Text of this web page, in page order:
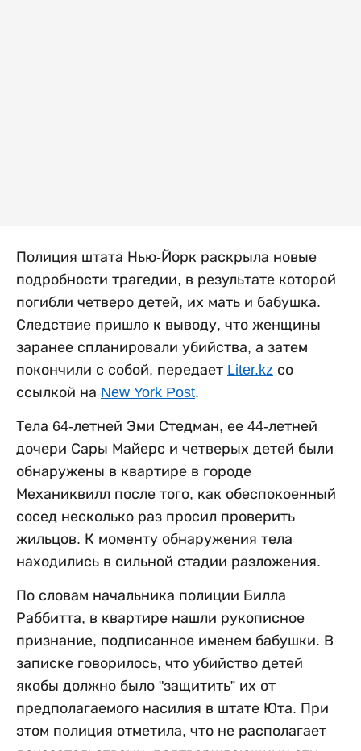
Полиция штата Нью-Йорк раскрыла новые
подробности трагедии, в результате которой
погибли четверо детей, их мать и бабушка.
Следствие пришло к выводу, что женщины
заранее спланировали убийства, а затем
покончили с собой, передает Liter.kz со
ссылкой на New York Post.
Тела 64-летней Эми Стедман, ее 44-летней
дочери Сары Майерс и четверых детей были
обнаружены в квартире в городе
Механиквилл после того, как обеспокоенный
сосед несколько раз просил проверить
жильцов. К моменту обнаружения тела
находились в сильной стадии разложения.
По словам начальника полиции Билла
Раббитта, в квартире нашли рукописное
признание, подписанное именем бабушки. В
записке говорилось, что убийство детей
якобы должно было "защитить” их от
предполагаемого насилия в штате Юта. При
этом полиция отметила, что не располагает